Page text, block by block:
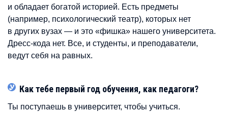
и обладает богатой историей. Есть предметы
(например, психологический театр), которых нет
в других вузах — и это «фишка» нашего университета.
Дресс-кода нет. Все, и студенты, и преподаватели,
ведут себя на равных.
Как тебе первый год обучения, как педагоги?
Ты поступаешь в университет, чтобы учиться.